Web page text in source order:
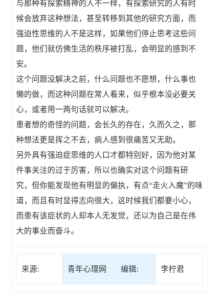
与那种有探索精神的人不一样，有探索研究的人有时
候会放弃这种想法，甚至转移到其他的研究方面，而
强迫性思维的人不是这样，如果他们停止思考这些问
题，他们就仿佛生活的秩序被打乱，会明显的感到不
安。
这个问题没解决之前，什么问题也不愿想，什么事也
懒的做，而这种问题在常人看来，似乎根本没必要关
心，或者用一两句话就可以解决。
患者想的奇怪的问题，会长久的存在，久而久之，那
种想法更是挥之不去，病人感到很痛苦又无助。
另外具有强迫症思维的人口才都特别好，因为他对某
件事关注的过于厉害，所以也确实对这个问题有研
究，但你能发现他有明显的偏执，有点“走火入魔”的味
道，而且有时显得志向很大，这时候我们都要小心，
而患有该症状的人却本人无发觉，还以为自己是在伟
大的事业而奋斗。
来源: 青年心理网 编辑: 李柠君